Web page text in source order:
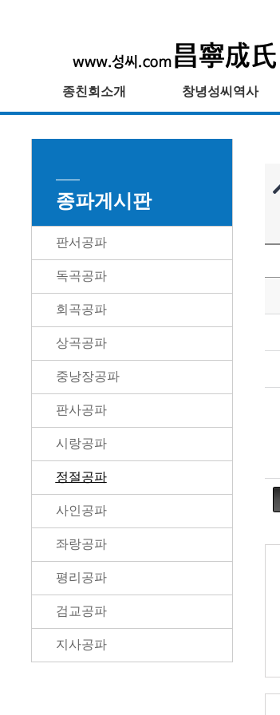
종친회소개 창녕성씨역사
종파게시판
판서공파
독곡공파
회곡공파
상곡공파
중낭장공파
판사공파
시랑공파
정절공파
사인공파
좌랑공파
평리공파
검교공파
지사공파